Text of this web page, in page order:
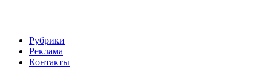
Рубрики
Реклама
Контакты